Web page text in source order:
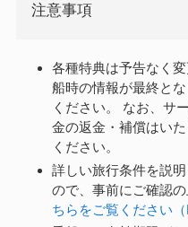
注意事項
各種特典は予告なく
船時の情報が最終と
ください。 なお、サ
金の返金・補償はい
ください。
詳しい旅行条件を説
ので、事前にご確認
ちらをご覧ください（